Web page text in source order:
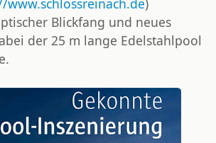
Blickfang und neues
der 25 m lange Edelstahlpool